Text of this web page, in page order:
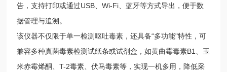
告，支持打印或通过USB、Wi-Fi、蓝牙等方式导出，便于数
据管理与追溯。
该仪器不仅限于单一检测呕吐毒素，还具备“多功能"特性，可
兼容多种真菌毒素检测试纸条或试剂盒，如黄曲霉毒素B1、玉
米赤霉烯酮、T-2毒素、伏马毒素等，实现一机多用，降低采